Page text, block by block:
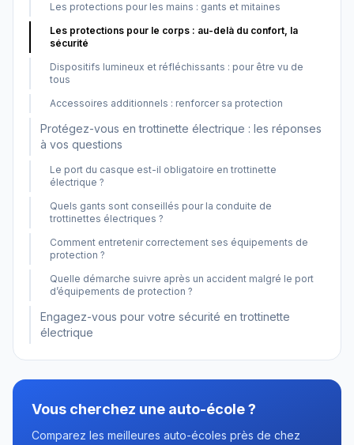
Les protections pour les mains : gants et mitaines
Les protections pour le corps : au-delà du confort, la
sécurité
Dispositifs lumineux et réfléchissants : pour être vu de
tous
Accessoires additionnels : renforcer sa protection
Protégez-vous en trottinette électrique : les réponses
à vos questions
Le port du casque est-il obligatoire en trottinette
électrique ?
Quels gants sont conseillés pour la conduite de
trottinettes électriques ?
Comment entretenir correctement ses équipements de
protection ?
Quelle démarche suivre après un accident malgré le port
d’équipements de protection ?
Engagez-vous pour votre sécurité en trottinette
électrique
Vous cherchez une auto-école ?
Comparez les meilleures auto-écoles près de chez